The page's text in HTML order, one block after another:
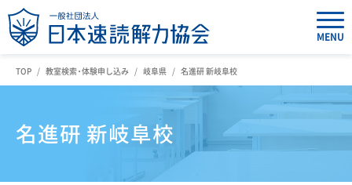
MENU
TOP 教室検索・体験申し込み 岐阜県 名進研 新岐阜校
名進研 新岐阜校